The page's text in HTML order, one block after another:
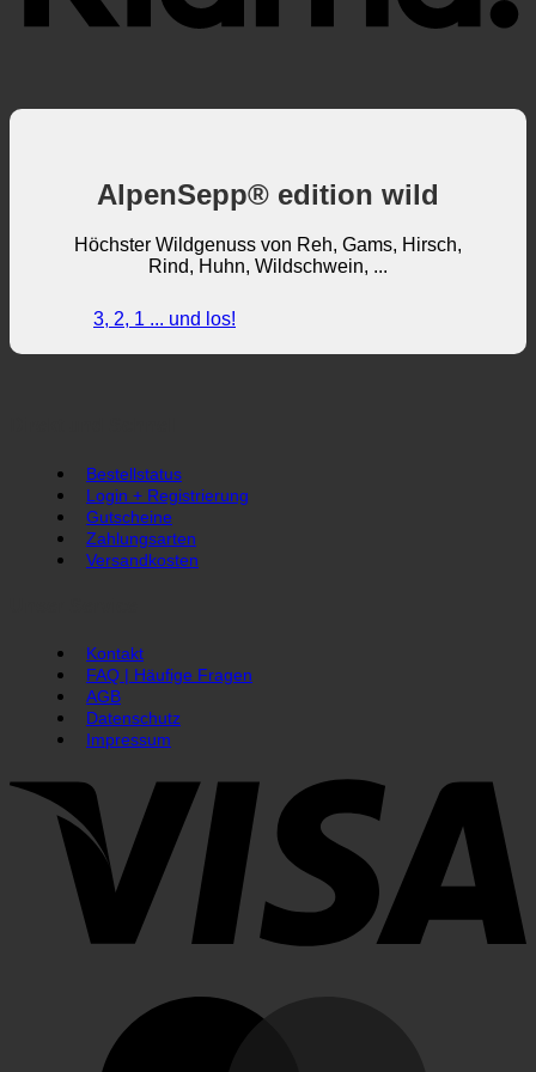
AlpenSepp® edition wild
Höchster Wildgenuss von Reh, Gams, Hirsch,
Rind, Huhn, Wildschwein, ...
3, 2, 1 ... und los!
Bestellstatus
Login + Registrierung
Gutscheine
Zahlungsarten
Versandkosten
Kontakt
FAQ | Häufige Fragen
AGB
Datenschutz
Impressum